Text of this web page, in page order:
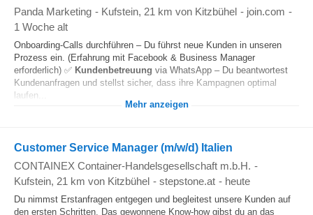
Panda Marketing - Kufstein, 21 km von Kitzbühel - join.com -
1 Woche alt
Onboarding-Calls durchführen – Du führst neue Kunden in unseren
Prozess ein. (Erfahrung mit Facebook & Business Manager
erforderlich) ✅ Kundenbetreuung via WhatsApp – Du beantwortest
Kundenanfragen und stellst sicher, dass ihre Kampagnen optimal
laufen...
Mehr anzeigen
Customer Service Manager (m/w/d) Italien
CONTAINEX Container-Handelsgesellschaft m.b.H. -
Kufstein, 21 km von Kitzbühel - stepstone.at - heute
Du nimmst Erstanfragen entgegen und begleitest unsere Kunden auf
den ersten Schritten. Das gewonnene Know-how gibst du an das